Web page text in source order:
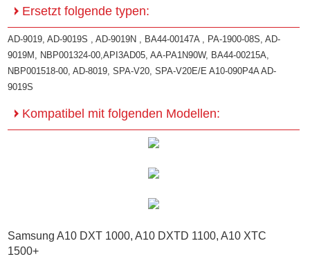
Ersetzt folgende typen:
AD-9019, AD-9019S , AD-9019N , BA44-00147A , PA-1900-08S, AD-
9019M, NBP001324-00,API3AD05, AA-PA1N90W, BA44-00215A,
NBP001518-00, AD-8019, SPA-V20, SPA-V20E/E A10-090P4A AD-
9019S
Kompatibel mit folgenden Modellen:
Samsung A10 DXT 1000, A10 DXTD 1100, A10 XTC
1500+